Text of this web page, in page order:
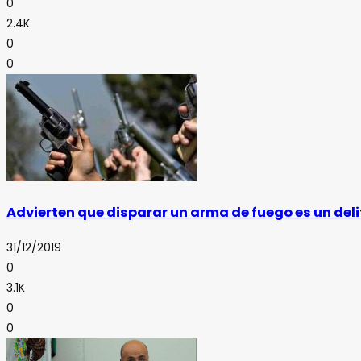
0
2.4K
0
0
Advierten que disparar un arma de fuego es un
31/12/2019
0
3.1K
0
0